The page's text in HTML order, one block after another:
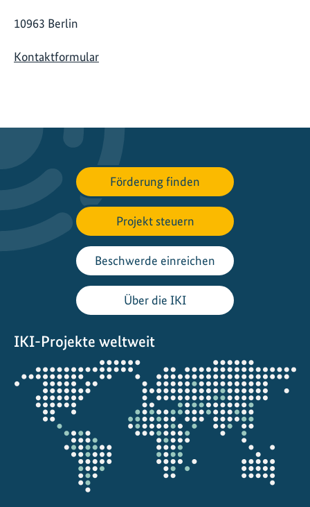
10963 Berlin
Kontaktformular
Förderung finden
Projekt steuern
Beschwerde einreichen
Über die IKI
IKI-Projekte weltweit
Öffnet
die
Projektkarte